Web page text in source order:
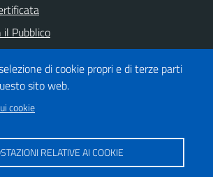
di cookie propri e di terze parti
sito web.
cookie
RELATIVE AI COOKIE
il Pubblico